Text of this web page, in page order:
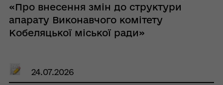
«Про внесення змін до структури
апарату Виконавчого комітету
Кобеляцької міської ради»
24.07.2026